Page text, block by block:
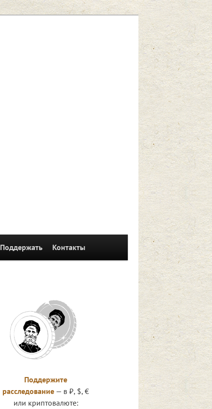
Поддержать Контакты
Поддержите
расследование — в ₽, $, €
или криптовалюте: